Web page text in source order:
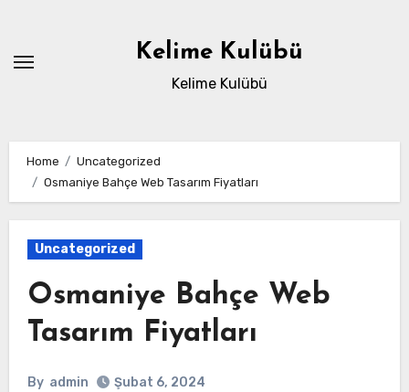
content
Kelime Kulübü
Kelime Kulübü
Home
Uncategorized
Osmaniye Bahçe Web Tasarım Fiyatları
Uncategorized
Osmaniye Bahçe Web
Tasarım Fiyatları
By admin Şubat 6, 2024